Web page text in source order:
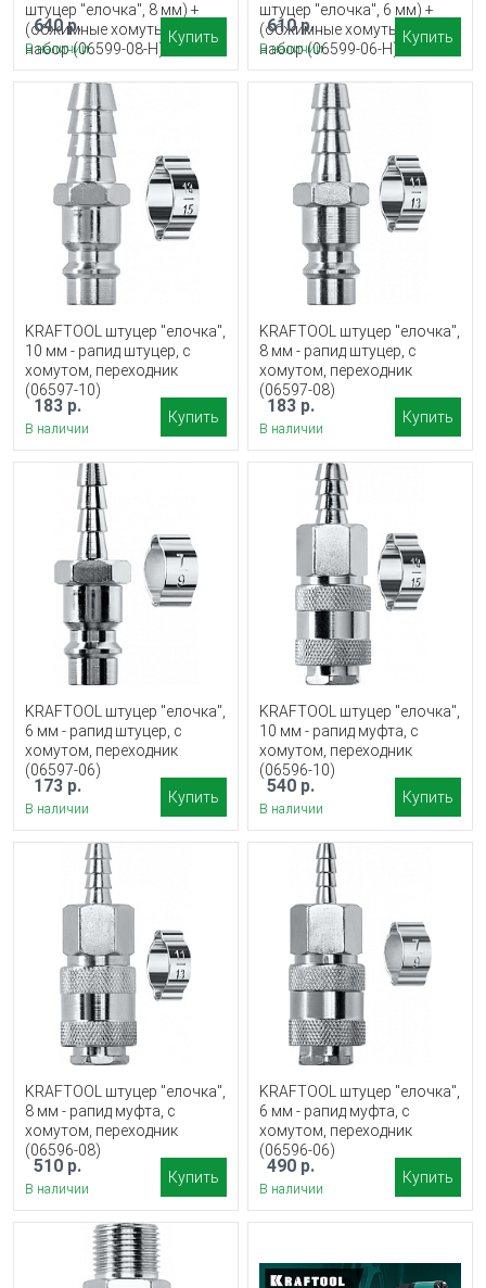
штуцер ″елочка″, 8 мм) +
(обжимные хомуты 2 шт),
набор (06599-08-H)
640 р.
В наличии
Купить
штуцер ″елочка″, 6 мм) +
(обжимные хомуты 2 шт),
набор (06599-06-H)
610 р.
В наличии
Купить
KRAFTOOL штуцер ″елочка″,
10 мм - рапид штуцер, с
хомутом, переходник
(06597-10)
183 р.
В наличии
Купить
KRAFTOOL штуцер ″елочка″,
8 мм - рапид штуцер, с
хомутом, переходник
(06597-08)
183 р.
В наличии
Купить
KRAFTOOL штуцер ″елочка″,
6 мм - рапид штуцер, с
хомутом, переходник
(06597-06)
173 р.
В наличии
Купить
KRAFTOOL штуцер ″елочка″,
10 мм - рапид муфта, с
хомутом, переходник
(06596-10)
540 р.
В наличии
Купить
KRAFTOOL штуцер ″елочка″,
8 мм - рапид муфта, с
хомутом, переходник
(06596-08)
510 р.
В наличии
Купить
KRAFTOOL штуцер ″елочка″,
6 мм - рапид муфта, с
хомутом, переходник
(06596-06)
490 р.
В наличии
Купить